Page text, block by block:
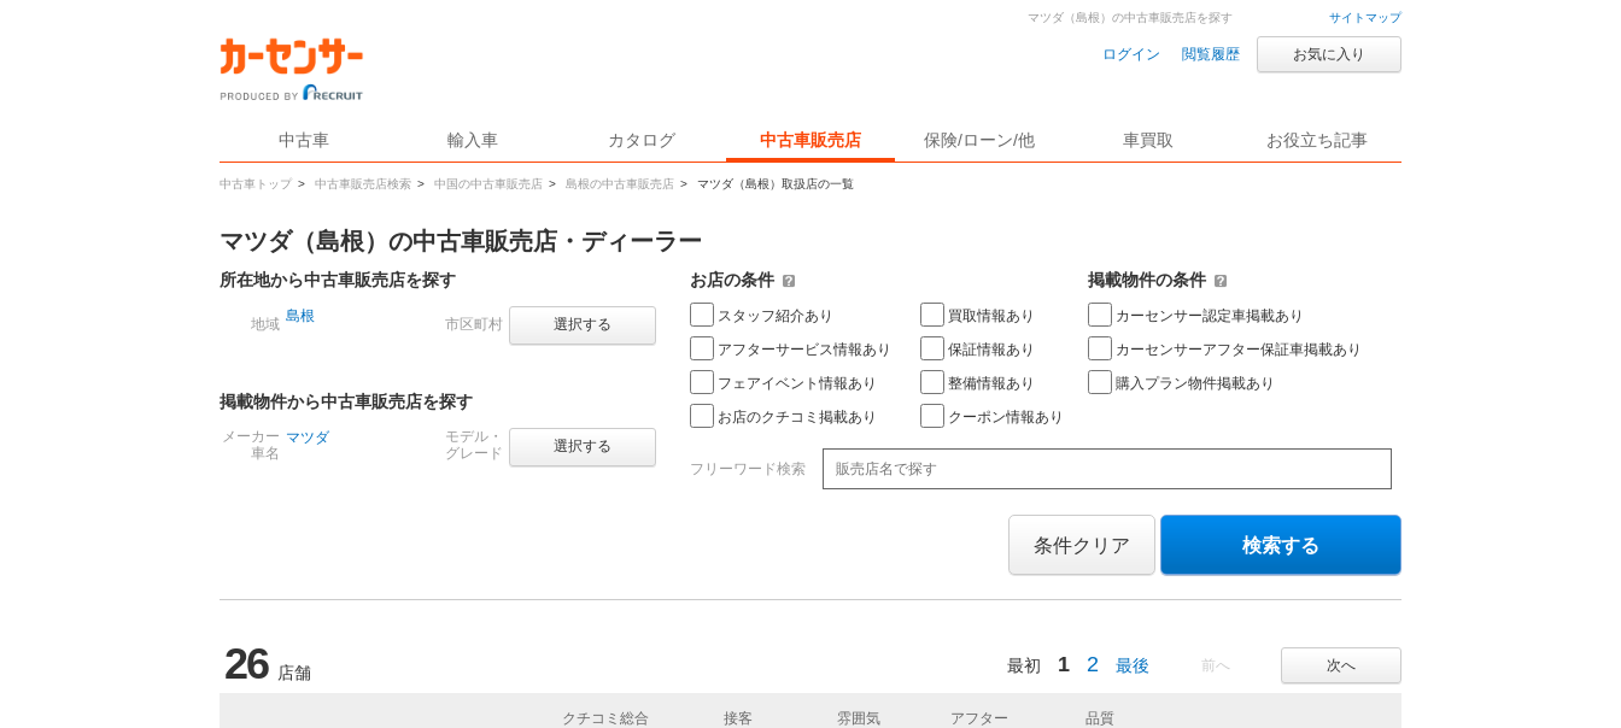
サイトマップ
ログイン 閲覧履歴 お気に入り
中古車 輸入車 カタログ 中古車販売店 保険/ローン/他 車買取 お役立ち記事
中古車トップ > 中古車販売店検索 > 中国の中古車販売店 > 島根の中古車販売店 > マツダ（島根）取扱店の一覧
マツダ（島根）の中古車販売店を探す
マツダ（島根）の中古車販売店・ディーラー
所在地から中古車販売店を探す
地域 島根 市区町村 選択する
掲載物件から中古車販売店を探す
メーカー
車名
マツダ
モデル・
グレード
選択する
お店の条件
スタッフ紹介あり
アフターサービス情報あり
フェアイベント情報あり
お店のクチコミ掲載あり
買取情報あり
保証情報あり
整備情報あり
クーポン情報あり
掲載物件の条件
カーセンサー認定車掲載あり
カーセンサーアフター保証車掲載あり
購入プラン物件掲載あり
フリーワード検索
条件クリア 検索する
26 店舗 前へ 次へ
最初 1 2 最後
クチコミ総合 接客 雰囲気 アフター 品質